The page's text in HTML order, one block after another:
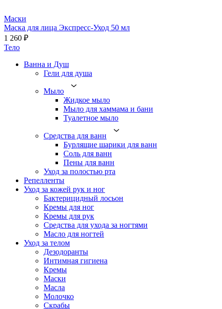
Маски
Маска для лица Экспресс-Уход 50 мл
1 260 ₽
Тело
Ванна и Душ
Гели для душа
Мыло
Жидкое мыло
Мыло для хаммама и бани
Туалетное мыло
Средства для ванн
Бурлящие шарики для ванн
Соль для ванн
Пены для ванн
Уход за полостью рта
Репелленты
Уход за кожей рук и ног
Бактерицидный лосьон
Кремы для ног
Кремы для рук
Средства для ухода за ногтями
Масло для ногтей
Уход за телом
Дезодоранты
Интимная гигиена
Кремы
Маски
Масла
Молочко
Скрабы